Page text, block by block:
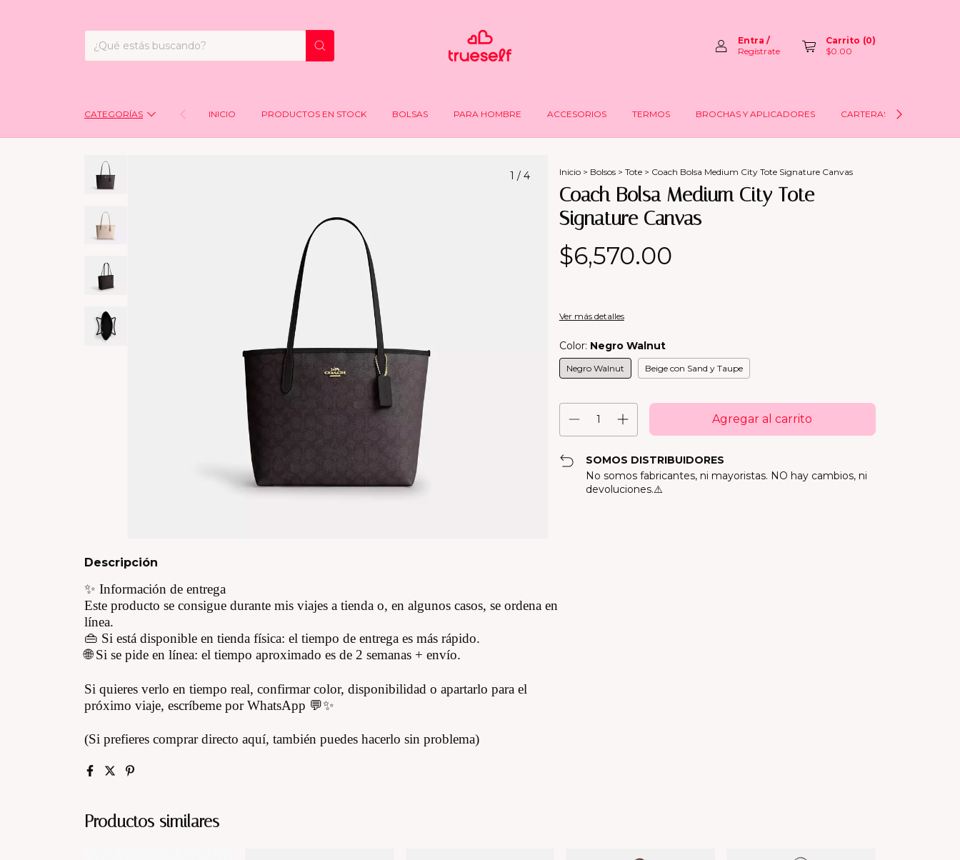
Entra /
Regístrate
Carrito (0)
$0.00
CATEGORÍAS INICIO PRODUCTOS EN STOCK BOLSAS PARA HOMBRE ACCESORIOS TERMOS BROCHAS Y APLICADORES CARTERAS
1 / 4 Inicio > Bolsos > Tote > Coach Bolsa Medium City Tote Signature Canvas
Coach Bolsa Medium City Tote
Signature Canvas
$6,570.00
Ver más detalles
Color: Negro Walnut
Negro Walnut Beige con Sand y Taupe
SOMOS DISTRIBUIDORES
No somos fabricantes, ni mayoristas. NO hay cambios, ni
devoluciones.⚠️
Descripción
✨ Información de entrega
Este producto se consigue durante mis viajes a tienda o, en algunos casos, se ordena en
línea.
👜 Si está disponible en tienda física: el tiempo de entrega es más rápido.
🌐 Si se pide en línea: el tiempo aproximado es de 2 semanas + envío.
Si quieres verlo en tiempo real, confirmar color, disponibilidad o apartarlo para el
próximo viaje, escríbeme por WhatsApp 💬✨
(Si prefieres comprar directo aquí, también puedes hacerlo sin problema)
Productos similares